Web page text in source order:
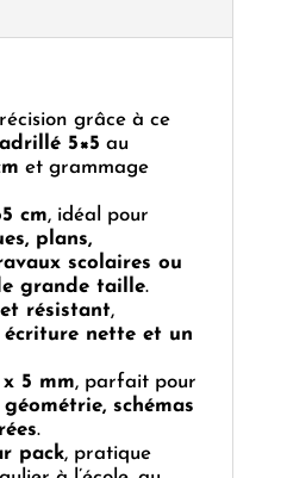
grâce à ce
5×5 au
et grammage
cm, idéal pour
plans,
scolaires ou
grande taille.
résistant,
écriture nette et un
x 5 mm, parfait pour
schémas
.
pack, pratique